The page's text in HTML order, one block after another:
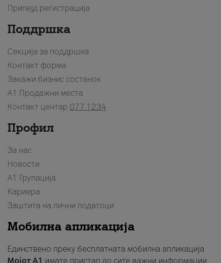
Припејд регистрација
Поддршка
Секција за поддршка
Контакт форма
Закажи бизнис состанок
A1 Продажни места
Контакт центар 077 1234
Профил
За нас
Новости
А1 Групација
Кариера
Заштита на лични податоци
Мобилна апликација
Единствено преку бесплатната мобилна апликација
Мојот A1 имате пристап до сите важни информации